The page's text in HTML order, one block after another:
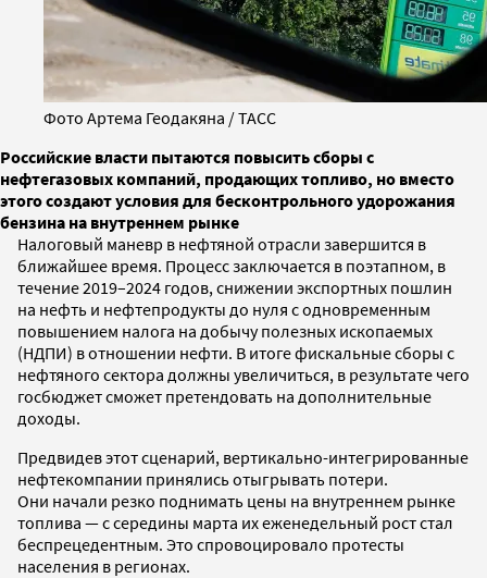
Фото Артема Геодакяна / ТАСС
Российские власти пытаются повысить сборы с
нефтегазовых компаний, продающих топливо, но вместо
этого создают условия для бесконтрольного удорожания
бензина на внутреннем рынке
Налоговый маневр в нефтяной отрасли завершится в
ближайшее время. Процесс заключается в поэтапном, в
течение 2019–2024 годов, снижении экспортных пошлин
на нефть и нефтепродукты до нуля с одновременным
повышением налога на добычу полезных ископаемых
(НДПИ) в отношении нефти. В итоге фискальные сборы с
нефтяного сектора должны увеличиться, в результате чего
госбюджет сможет претендовать на дополнительные
доходы.
Предвидев этот сценарий, вертикально-интегрированные
нефтекомпании принялись отыгрывать потери.
Они начали резко поднимать цены на внутреннем рынке
топлива — с середины марта их еженедельный рост стал
беспрецедентным. Это спровоцировало протесты
населения в регионах.